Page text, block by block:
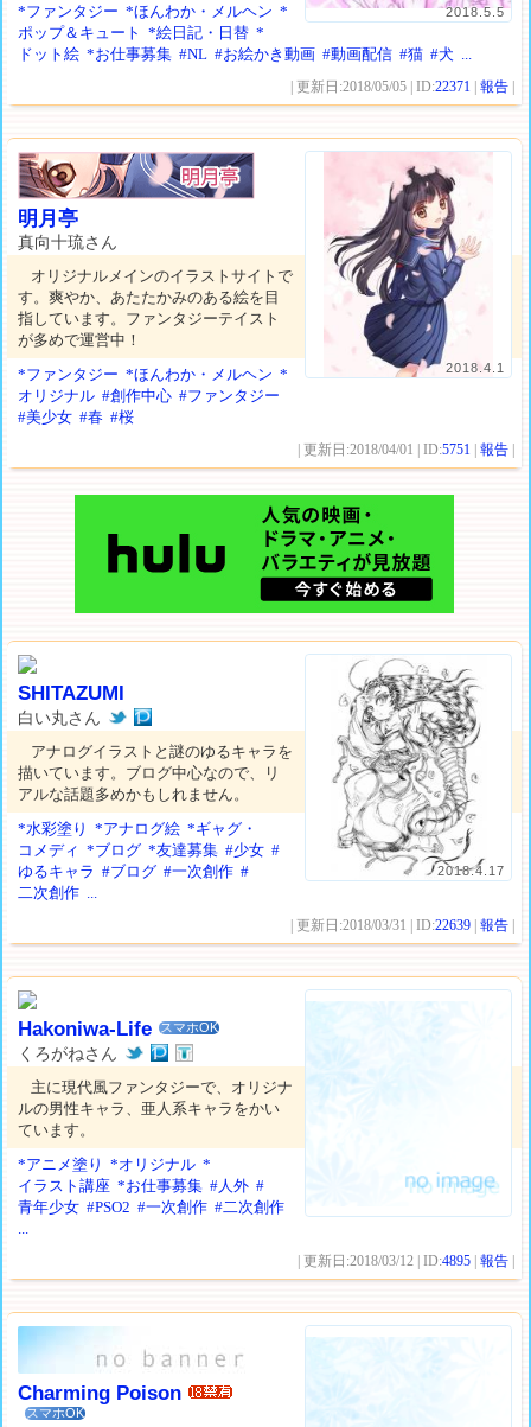
2018.5.5
*ファンタジー *ほんわか・メルヘン *
ポップ＆キュート
*絵日記・日替 *
ドット絵 *お仕事募集 #NL #お絵かき動画 #動画配信 #猫 #犬 ...
| 更新日:2018/05/05 | ID:22371 |報告
2018.4.1
明月亭
真向十琉さん
オリジナルメインのイラストサイトで
す。爽やか、あたたかみのある絵を目
指しています。ファンタジーテイスト
が多めで運営中！
*ファンタジー *ほんわか・メルヘン *
オリジナル #創作中心 #ファンタジー
#美少女 #春 #桜
| 更新日:2018/04/01 | ID:5751 |報告
2018.4.17
SHITAZUMI
白い丸さん
アナログイラストと謎のゆるキャラを
描いています。ブログ中心なので、リ
アルな話題多めかもしれません。
*水彩塗り
*アナログ絵 *ギャグ・
コメディ *ブログ *友達募集 #少女 #
ゆるキャラ #ブログ #一次創作 #
二次創作 ...
| 更新日:2018/03/31 | ID:22639 |報告
Hakoniwa-Life スマホOK
くろがねさん
主に現代風ファンタジーで、オリジナ
ルの男性キャラ、亜人系キャラをかい
ています。
*アニメ塗り
*オリジナル *
イラスト講座 *お仕事募集 #人外 #
青年少女 #PSO2 #一次創作 #二次創作
...
| 更新日:2018/03/12 | ID:4895 |報告
Charming Poison
スマホOK